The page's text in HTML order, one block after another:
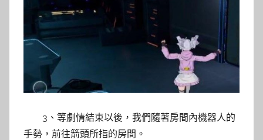
3、等劇情結束以後，我們隨著房間內機器人的
手勢，前往箭頭所指的房間。